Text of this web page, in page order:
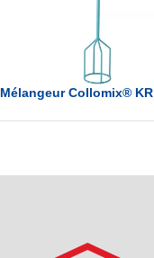
Mélangeur Collomix® KR